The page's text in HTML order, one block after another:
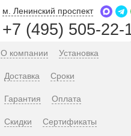
м. Ленинский проспект
+7 (495) 505-22-
О компании Установка
Доставка Сроки
Гарантия Оплата
Скидки Сертификаты